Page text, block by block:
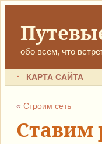
обо всем, что
КАРТА САЙТА
«Строим сеть
Ставим